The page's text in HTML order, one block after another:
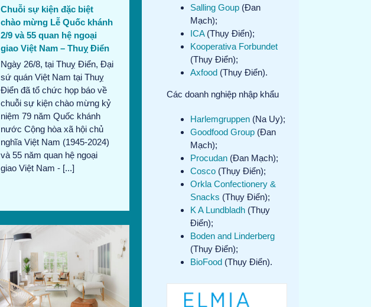
Chuỗi sự kiện đặc biệt
chào mừng Lễ Quốc khánh
2/9 và 55 quan hệ ngoại
giao Việt Nam – Thuỵ Điển
Ngày 26/8, tại Thuỵ Điển, Đại
sứ quán Việt Nam tại Thuỵ
Điển đã tổ chức họp báo về
chuỗi sự kiện chào mừng kỷ
niệm 79 năm Quốc khánh
nước Cộng hòa xã hội chủ
nghĩa Việt Nam (1945-2024)
và 55 năm quan hệ ngoại
giao Việt Nam - [...]
Salling Goup (Đan
Mạch);
ICA(Thụy Điển);
Kooperativa Forbundet
(Thụy Điển);
Axfood (Thụy Điển).
Các doanh nghiệp nhập khẩu
Harlemgruppen (Na Uy);
Goodfood Group (Đan
Mạch);
Procudan (Đan Mạch);
Cosco (Thụy Điển);
Orkla Confectionery &
Snacks (Thụy Điển);
K A Lundbladh (Thụy
Điển);
Boden and Linderberg
(Thụy Điển);
BioFood (Thụy Điển).